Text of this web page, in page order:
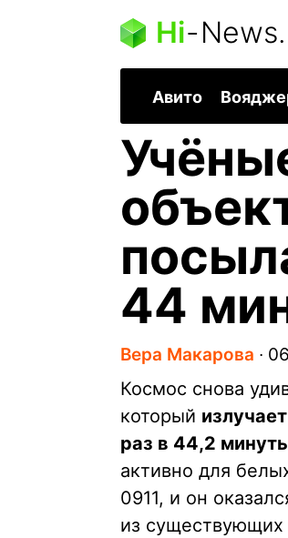
Hi-
Авито
44
Вера Макарова ∙
Космос снова
который
раз в 44,2
активно для
0911, и он
из существующих